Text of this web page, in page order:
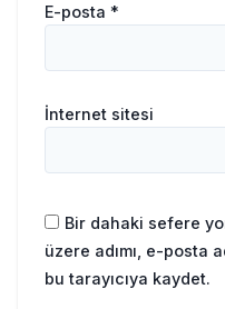
E-posta *
İnternet sitesi
Bir dahaki sefere
üzere adımı, e-posta
bu tarayıcıya kaydet.